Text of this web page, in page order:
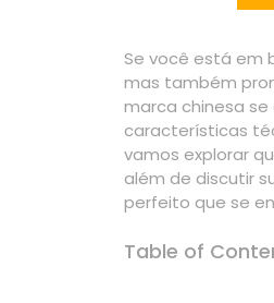
Se você está em
mas também
marca chinesa
características
vamos explorar
além de discutir
perfeito que se
Table of